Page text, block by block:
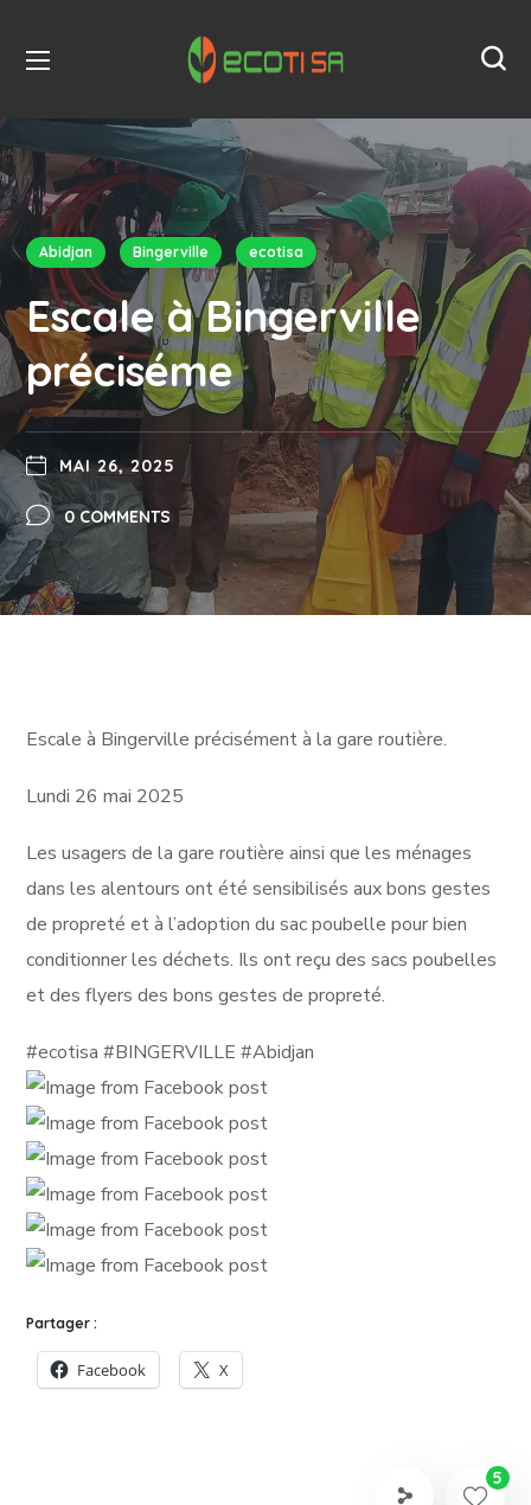
Abidjan Bingerville ecotisa
Escale à Bingerville
préciséme
MAI 26, 2025
0 COMMENTS
Escale à Bingerville précisément à la gare routière.
Lundi 26 mai 2025
Les usagers de la gare routière ainsi que les ménages
dans les alentours ont été sensibilisés aux bons gestes
de propreté et à l’adoption du sac poubelle pour bien
conditionner les déchets. Ils ont reçu des sacs poubelles
et des flyers des bons gestes de propreté.
#ecotisa #BINGERVILLE #Abidjan
Partager :
Facebook X
5